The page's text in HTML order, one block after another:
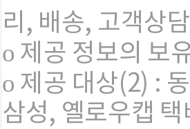
리, 배송, 고객상
ο 제공 정보의 보
ο 제공 대상(2) :
삼성, 옐로우캡 택